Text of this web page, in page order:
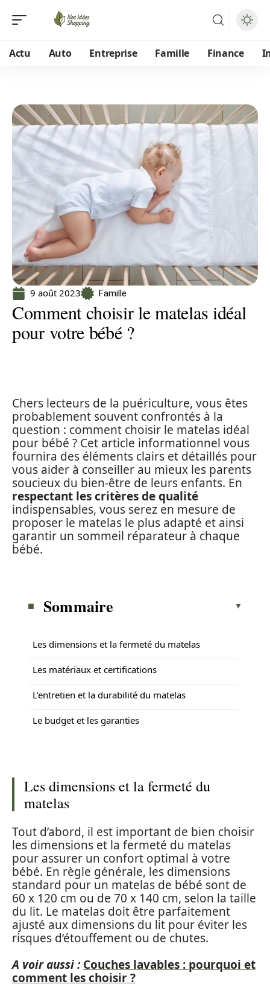
Actu Auto Entreprise Famille Finance
9 août 2023 Famille
Comment choisir le matelas idéal
pour votre bébé ?
Chers lecteurs de la puériculture, vous êtes
probablement souvent confrontés à la
question : comment choisir le matelas idéal
pour bébé ? Cet article informationnel vous
fournira des éléments clairs et détaillés pour
vous aider à conseiller au mieux les parents
soucieux du bien-être de leurs enfants. En
respectant les critères de qualité
indispensables, vous serez en mesure de
proposer le matelas le plus adapté et ainsi
garantir un sommeil réparateur à chaque
bébé.
Sommaire
Les dimensions et la fermeté du matelas
Les matériaux et certifications
L’entretien et la durabilité du matelas
Le budget et les garanties
Les dimensions et la fermeté du
matelas
Tout d’abord, il est important de bien choisir
les dimensions et la fermeté du matelas
pour assurer un confort optimal à votre
bébé. En règle générale, les dimensions
standard pour un matelas de bébé sont de
60 x 120 cm ou de 70 x 140 cm, selon la taille
du lit. Le matelas doit être parfaitement
ajusté aux dimensions du lit pour éviter les
risques d’étouffement ou de chutes.
A voir aussi : Couches lavables : pourquoi et
comment les choisir ?